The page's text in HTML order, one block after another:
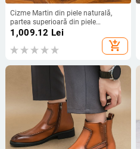
Cizme Martin din piele naturală,
partea superioară din piele
naturală, vârf rotund, guler scurt,
căptușeală din piele naturală
1,009.12 Lei
add_shopping_cart